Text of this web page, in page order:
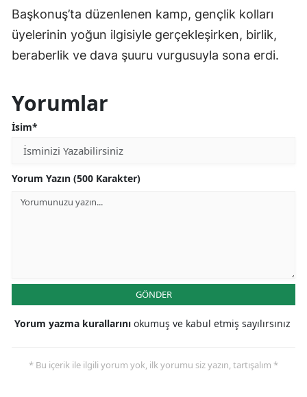
Başkonuş’ta düzenlenen kamp, gençlik kolları
üyelerinin yoğun ilgisiyle gerçekleşirken, birlik,
beraberlik ve dava şuuru vurgusuyla sona erdi.
Yorumlar
İsim*
Yorum Yazın (500 Karakter)
GÖNDER
Yorum yazma kurallarını okumuş ve kabul etmiş sayılırsınız
* Bu içerik ile ilgili yorum yok, ilk yorumu siz yazın, tartışalım *